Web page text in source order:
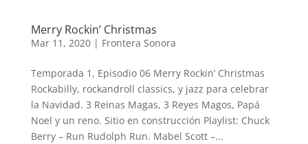
Merry Rockin’ Christmas
Mar 11, 2020| Frontera Sonora
Temporada 1, Episodio 06 Merry Rockin’ Christmas
Rockabilly, rockandroll classics, y jazz para celebrar
la Navidad. 3 Reinas Magas, 3 Reyes Magos, Papá
Noel y un reno. Sitio en construcción Playlist: Chuck
Berry – Run Rudolph Run. Mabel Scott –...